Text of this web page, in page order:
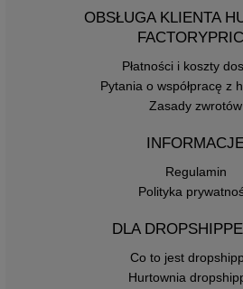
OBSŁUGA KLIENTA
Płatności i koszty
Pytania o współpracę z
Zasady zwrotów
Regulamin
Polityka
DLA
Co to jest
Hurtownia